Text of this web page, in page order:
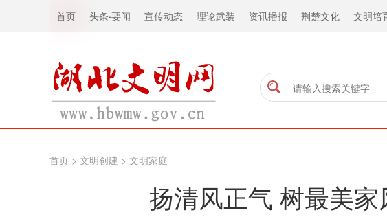
首页 头条·要闻 宣传动态 理论武装 资讯播报 荆楚文化 文明培
首页 > 文明创建 > 文明家庭
扬清风正气 树最美